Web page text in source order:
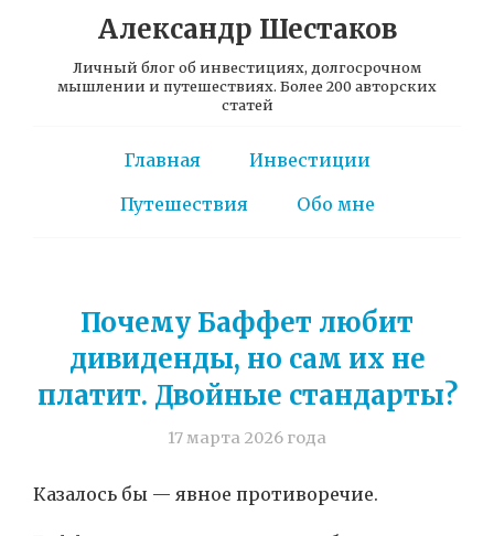
Александр Шестаков
Личный блог об инвестициях, долгосрочном
мышлении и путешествиях. Более 200 авторских
статей
Главная
Инвестиции
Путешествия
Обо мне
Почему Баффет любит
дивиденды, но сам их не
платит. Двойные стандарты?
17 марта 2026 года
Казалось бы — явное противоречие.